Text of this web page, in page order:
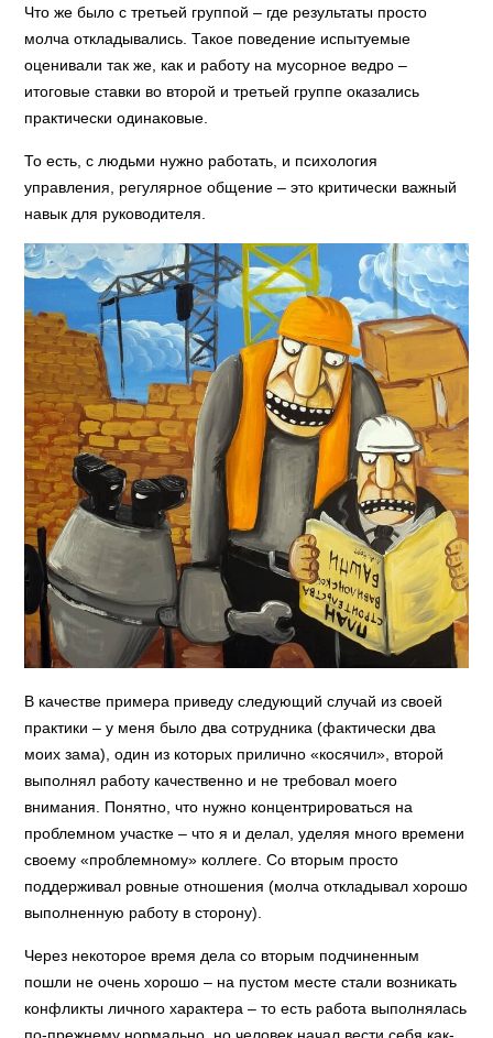
Что же было с третьей группой – где результаты просто
молча откладывались. Такое поведение испытуемые
оценивали так же, как и работу на мусорное ведро –
итоговые ставки во второй и третьей группе оказались
практически одинаковые.
То есть, с людьми нужно работать, и психология
управления, регулярное общение – это критически важный
навык для руководителя.
В качестве примера приведу следующий случай из своей
практики – у меня было два сотрудника (фактически два
моих зама), один из которых прилично «косячил», второй
выполнял работу качественно и не требовал моего
внимания. Понятно, что нужно концентрироваться на
проблемном участке – что я и делал, уделяя много времени
своему «проблемному» коллеге. Со вторым просто
поддерживал ровные отношения (молча откладывал хорошо
выполненную работу в сторону).
Через некоторое время дела со вторым подчиненным
пошли не очень хорошо – на пустом месте стали возникать
конфликты личного характера – то есть работа выполнялась
по-прежнему нормально, но человек начал вести себя как-